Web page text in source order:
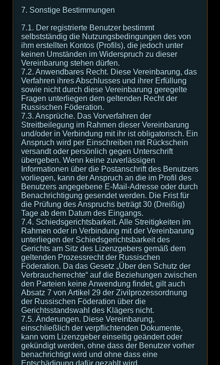
7. Sonstige Bestimmungen
7.1. Der registrierte Benutzer bestimmt
selbstständig die Nutzungsbedingungen des von
ihm erstellten Kontos (Profils), die jedoch unter
keinen Umständen im Widerspruch zu dieser
Vereinbarung stehen dürfen.
7.2. Anwendbares Recht. Diese Vereinbarung, das
Verfahren ihres Abschlusses und ihrer Erfüllung
sowie nicht durch diese Vereinbarung geregelte
Fragen unterliegen dem geltenden Recht der
Russischen Föderation.
7.3. Ansprüche. Das Vorverfahren der
Streitbeilegung im Rahmen dieser Vereinbarung
und/oder in Verbindung mit ihr ist obligatorisch. Ein
Anspruch wird per Einschreiben mit Rückschein
versandt oder persönlich gegen Unterschrift
übergeben. Wenn keine zuverlässigen
Informationen über die Postanschrift des Benutzers
vorliegen, kann der Anspruch an die im Profil des
Benutzers angegebene E-Mail-Adresse oder durch
Benachrichtigung gesendet werden. Die Frist für
die Prüfung des Anspruchs beträgt 30 (Dreißig)
Tage ab dem Datum des Eingangs.
7.4. Schiedsgerichtsbarkeit. Alle Streitigkeiten im
Rahmen oder in Verbindung mit der Vereinbarung
unterliegen der Schiedsgerichtsbarkeit des
Gerichts am Sitz des Lizenzgebers gemäß dem
geltenden Prozessrecht der Russischen
Föderation. Da das Gesetz „Über den Schutz der
Verbraucherrechte“ auf die Beziehungen zwischen
den Parteien keine Anwendung findet, gilt auch
Absatz 7 von Artikel 29 der Zivilprozessordnung
der Russischen Föderation über die
Gerichtsstandswahl des Klägers nicht.
7.5. Änderungen. Diese Vereinbarung,
einschließlich der verpflichtenden Dokumente,
kann vom Lizenzgeber einseitig geändert oder
gekündigt werden, ohne dass der Benutzer vorher
benachrichtigt wird und ohne dass eine
Entschädigung dafür gezahlt wird.